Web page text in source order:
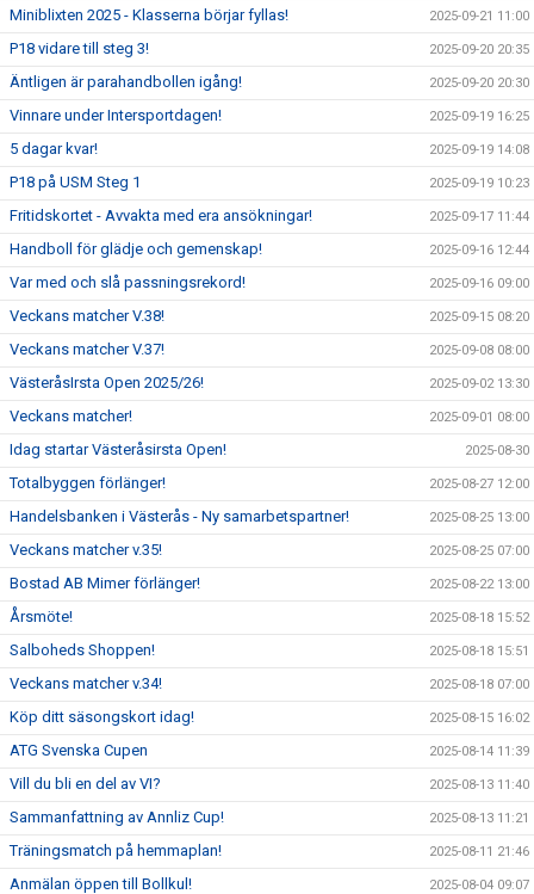
Miniblixten 2025 - Klasserna börjar fyllas! 2025-09-21 11:00
P18 vidare till steg 3! 2025-09-20 20:35
Äntligen är parahandbollen igång! 2025-09-20 20:30
Vinnare under Intersportdagen! 2025-09-19 16:25
5 dagar kvar! 2025-09-19 14:08
P18 på USM Steg 1 2025-09-19 10:23
Fritidskortet - Avvakta med era ansökningar! 2025-09-17 11:44
Handboll för glädje och gemenskap! 2025-09-16 12:44
Var med och slå passningsrekord! 2025-09-16 09:00
Veckans matcher V.38! 2025-09-15 08:20
Veckans matcher V.37! 2025-09-08 08:00
VästeråsIrsta Open 2025/26! 2025-09-02 13:30
Veckans matcher! 2025-09-01 08:00
Idag startar Västeråsirsta Open! 2025-08-30
Totalbyggen förlänger! 2025-08-27 12:00
Handelsbanken i Västerås - Ny samarbetspartner! 2025-08-25 13:00
Veckans matcher v.35! 2025-08-25 07:00
Bostad AB Mimer förlänger! 2025-08-22 13:00
Årsmöte! 2025-08-18 15:52
Salboheds Shoppen! 2025-08-18 15:51
Veckans matcher v.34! 2025-08-18 07:00
Köp ditt säsongskort idag! 2025-08-15 16:02
ATG Svenska Cupen 2025-08-14 11:39
Vill du bli en del av VI? 2025-08-13 11:40
Sammanfattning av Annliz Cup! 2025-08-13 11:21
Träningsmatch på hemmaplan! 2025-08-11 21:46
Anmälan öppen till Bollkul! 2025-08-04 09:07